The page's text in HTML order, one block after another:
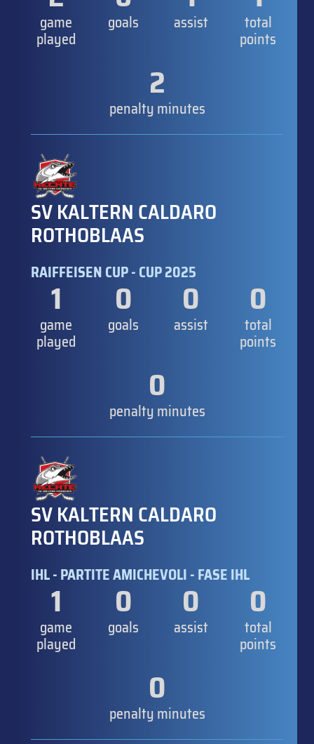
game
played
goals assist total
points
2
penalty minutes
SV KALTERN CALDARO
ROTHOBLAAS
RAIFFEISEN CUP - CUP 2025
1
game
played
0
goals
0
assist
0
total
points
0
penalty minutes
SV KALTERN CALDARO
ROTHOBLAAS
IHL - PARTITE AMICHEVOLI - FASE IHL
1
game
played
0
goals
0
assist
0
total
points
0
penalty minutes